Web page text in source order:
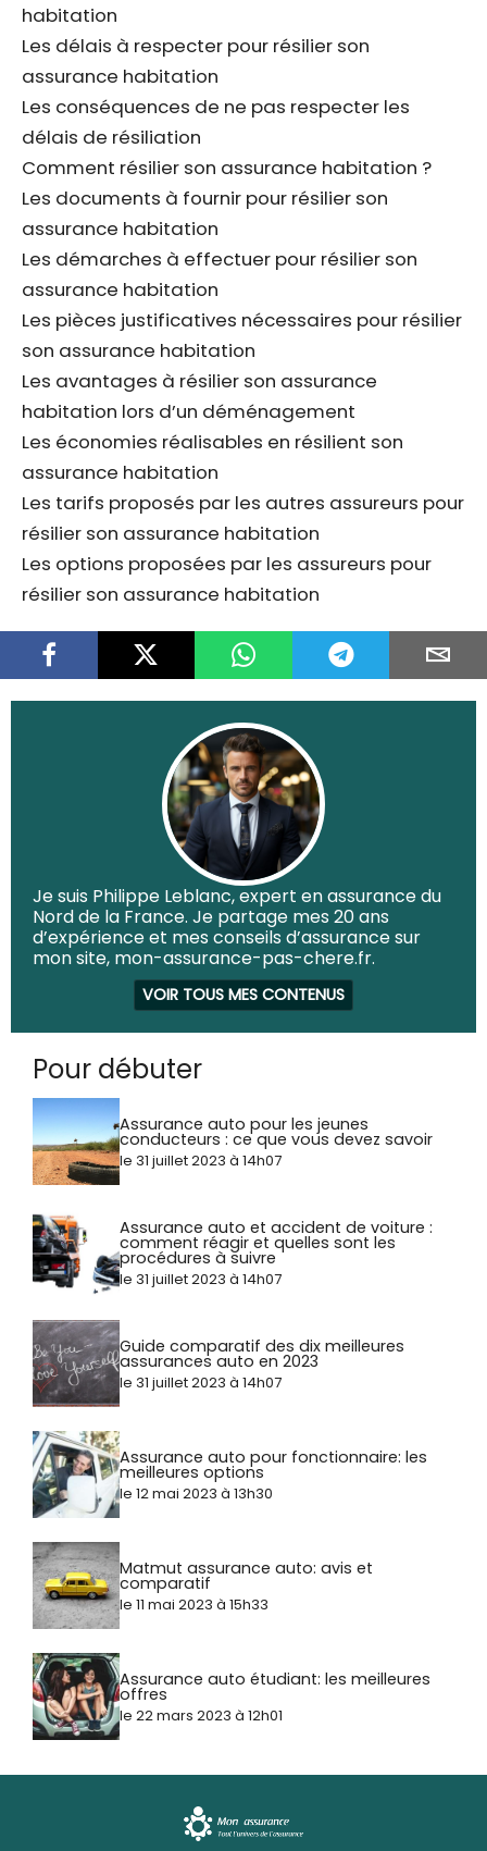
habitation
Les délais à respecter pour résilier son
assurance habitation
Les conséquences de ne pas respecter les
délais de résiliation
Comment résilier son assurance habitation ?
Les documents à fournir pour résilier son
assurance habitation
Les démarches à effectuer pour résilier son
assurance habitation
Les pièces justificatives nécessaires pour résilier
son assurance habitation
Les avantages à résilier son assurance
habitation lors d’un déménagement
Les économies réalisables en résilient son
assurance habitation
Les tarifs proposés par les autres assureurs pour
résilier son assurance habitation
Les options proposées par les assureurs pour
résilier son assurance habitation
Je suis Philippe Leblanc, expert en assurance du
Nord de la France. Je partage mes 20 ans
d’expérience et mes conseils d’assurance sur
mon site, mon-assurance-pas-chere.fr.
VOIR TOUS MES CONTENUS
Pour débuter
Assurance auto pour les jeunes
conducteurs : ce que vous devez savoir
le 31 juillet 2023 à 14h07
Assurance auto et accident de voiture :
comment réagir et quelles sont les
procédures à suivre
le 31 juillet 2023 à 14h07
Guide comparatif des dix meilleures
assurances auto en 2023
le 31 juillet 2023 à 14h07
Assurance auto pour fonctionnaire: les
meilleures options
le 12 mai 2023 à 13h30
Matmut assurance auto: avis et
comparatif
le 11 mai 2023 à 15h33
Assurance auto étudiant: les meilleures
offres
le 22 mars 2023 à 12h01